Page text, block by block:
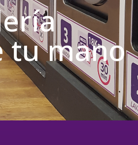
tu mano